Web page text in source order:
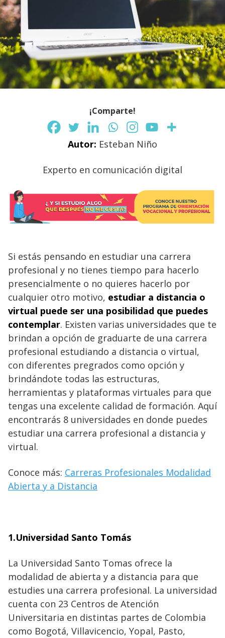
¡Comparte!
Autor: Esteban Niño
Experto en comunicación digital
Si estás pensando en estudiar una carrera
profesional y no tienes tiempo para hacerlo
presencialmente o no quieres hacerlo por
cualquier otro motivo, estudiar a distancia o
virtual puede ser una posibilidad que puedes
contemplar. Existen varias universidades que te
brindan a opción de graduarte de una carrera
profesional estudiando a distancia o virtual,
con diferentes pregrados como opción y
brindándote todas las estructuras,
herramientas y plataformas virtuales para que
tengas una excelente calidad de formación. Aquí
encontrarás 8 universidades en donde puedes
estudiar una carrera profesional a distancia y
virtual.
Conoce más: Carreras Profesionales Modalidad
Abierta y a Distancia
1.Universidad Santo Tomás
La Universidad Santo Tomas ofrece la
modalidad de abierta y a distancia para que
estudies una carrera profesional. La universidad
cuenta con 23 Centros de Atención
Universitaria en distintas partes de Colombia
como Bogotá, Villavicencio, Yopal, Pasto,